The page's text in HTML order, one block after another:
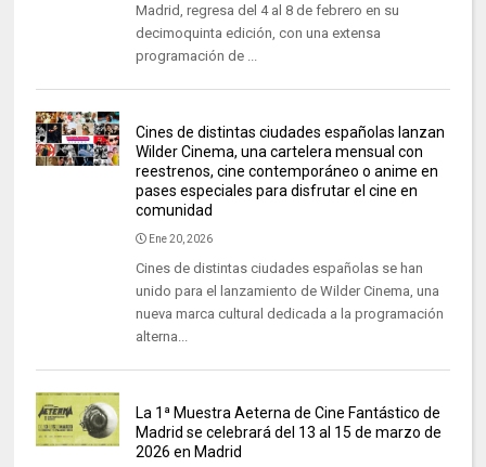
Madrid, regresa del 4 al 8 de febrero en su
decimoquinta edición, con una extensa
programación de ...
Cines de distintas ciudades españolas lanzan
Wilder Cinema, una cartelera mensual con
reestrenos, cine contemporáneo o anime en
pases especiales para disfrutar el cine en
comunidad
Ene 20, 2026
Cines de distintas ciudades españolas se han
unido para el lanzamiento de Wilder Cinema, una
nueva marca cultural dedicada a la programación
alterna...
La 1ª Muestra Aeterna de Cine Fantástico de
Madrid se celebrará del 13 al 15 de marzo de
2026 en Madrid